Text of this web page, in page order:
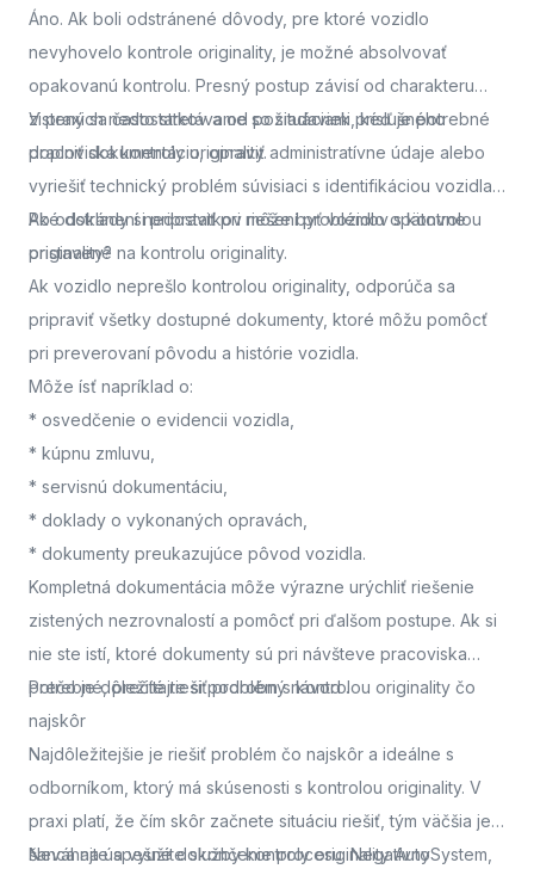
Áno. Ak boli odstránené dôvody, pre ktoré vozidlo
nevyhovelo kontrole originality, je možné absolvovať
opakovanú kontrolu. Presný postup závisí od charakteru
zistených nedostatkov a od požiadaviek príslušného
pracoviska kontroly originality.
V praxi sa často stretávame so situáciami, keď je potrebné
doplniť dokumentáciu, opraviť administratívne údaje alebo
vyriešiť technický problém súvisiaci s identifikáciou vozidla.
Po odstránení nedostatkov môže byť vozidlo opätovne
pristavené na kontrolu originality.
Aké doklady si pripraviť pri riešení problémov s kontrolou
originality?
Ak vozidlo neprešlo kontrolou originality, odporúča sa
pripraviť všetky dostupné dokumenty, ktoré môžu pomôcť
pri preverovaní pôvodu a histórie vozidla.
Môže ísť napríklad o:
* osvedčenie o evidencii vozidla,
* kúpnu zmluvu,
* servisnú dokumentáciu,
* doklady o vykonaných opravách,
* dokumenty preukazujúce pôvod vozidla.
Kompletná dokumentácia môže výrazne urýchliť riešenie
zistených nezrovnalostí a pomôcť pri ďalšom postupe. Ak si
nie ste istí, ktoré dokumenty sú pri návšteve pracoviska
potrebné, prečítajte si podrobný návod.
Prečo je dôležité riešiť problém s kontrolou originality čo
najskôr
Najdôležitejšie je riešiť problém čo najskôr a ideálne s
odborníkom, ktorý má skúsenosti s kontrolou originality. V
praxi platí, že čím skôr začnete situáciu riešiť, tým väčšia je
šanca na úspešné dokončenie procesu. Negatívny
Neváhajte a využite služby kontroly originality AutoSystem,